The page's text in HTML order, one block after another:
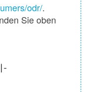
odr/.
Sie oben